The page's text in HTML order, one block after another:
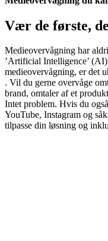
Vær de første,
Medieovervågning har
’Artificial Intelligence’
medieovervågning, er​ det​
. Vil du gerne overvåge
brand​, ​omtaler af​ et
Intet problem. Hvis du
YouTube, Instagram og
tilpasse din løsning ​og